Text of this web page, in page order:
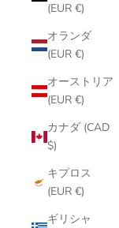
(EUR €)
オランダ
(EUR €)
オーストリア
(EUR €)
カナダ (CAD
$)
キプロス
(EUR €)
ギリシャ